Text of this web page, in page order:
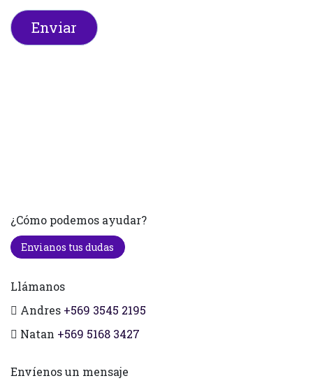
Enviar
¿Cómo podemos ayudar?
Envianos tus dudas
Llámanos
Andres +569 3545 2195
Natan +569 5168 3427
Envíenos un mensaje